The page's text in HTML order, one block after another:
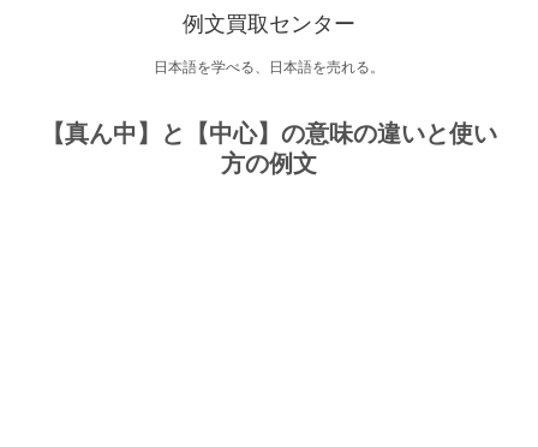
例文買取センター
日本語を学べる、日本語を売れる。
【真ん中】と【中心】の意味の違いと使い
方の例文